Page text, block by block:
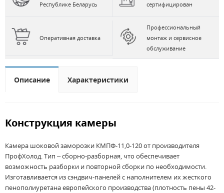
Республике Беларусь
сертифицирован
Оперативная доставка
Профессиональный
монтаж и сервисное
обслуживание
Описание Характеристики
Конструкция камеры
Камера шоковой заморозки КМПФ-11,0-120 от производителя
ПрофХолод. Тип – сборно-разборная, что обеспечивает
возможность разборки и повторной сборки по необходимости.
Изготавливается из сэндвич-панелей с наполнителем их жесткого
пенополиуретана европейского производства (плотность пены 42-